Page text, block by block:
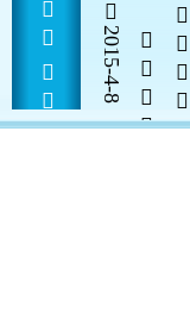
2015-4-8